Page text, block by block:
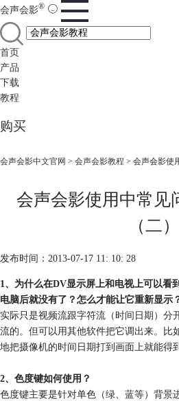
会声会影®
首页
产品
下载
教程
购买
会声会影中文官网 > 会声会影教程 > 会声会影使
会声会影使用中常见
（二）
发布时间：2013-07-17 11: 10: 28
1、为什么在DV显示屏上和电视上可以看
电脑后就没有了？怎么才能让它重新显示
实际只是视频流跟字符流（时间日期）分
流的。但可以用其他软件把它调出来。比
地把摄像机的时间日期打到画面上就能得
2、色度键如何使用？
色度键主要是针对单色（绿、蓝等）背景